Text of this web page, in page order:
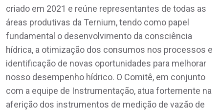
criado em 2021 e reúne representantes de todas as
áreas produtivas da Ternium, tendo como papel
fundamental o desenvolvimento da consciência
hídrica, a otimização dos consumos nos processos e
identificação de novas oportunidades para melhorar
nosso desempenho hídrico. O Comitê, em conjunto
com a equipe de Instrumentação, atua fortemente na
aferição dos instrumentos de medição de vazão de